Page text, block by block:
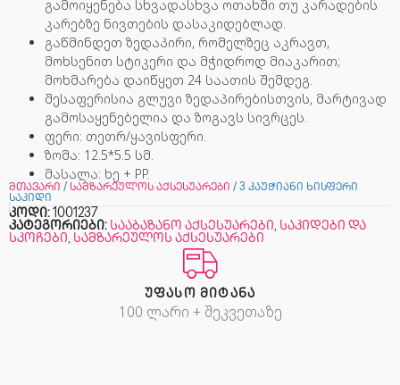
გამოიყენება სხვადასხვა ოთახში თუ კარადების
კარებზე ნივთების დასაკიდებლად.
გაწმინდეთ ზედაპირი, რომელზეც აკრავთ,
მოხსენით სტიკერი და მჭიდროდ მიაკარით;
მოხმარება დაიწყეთ 24 საათის შემდეგ.
შესაფერისია გლუვი ზედაპირებისთვის, მარტივად
გამოსაყენებელია და ზოგავს სივრცეს.
ფერი: თეთრ/ყავისფერი.
ზომა: 12.5*5.5 სმ.
მასალა: ხე + PP.
მთავარი / სამზარეულოს აქსესუარები / 3 კაუჭიანი ხისფერი
საკიდი
კოდი: 1001237
კატეგორიები: სააბაზანო აქსესუარები, საკიდები და
სკოჩები, სამზარეულოს აქსესუარები
ᲣᲤᲐᲡᲝ ᲛᲘᲢᲐᲜᲐ
100 ლარი + შეკვეთაზე